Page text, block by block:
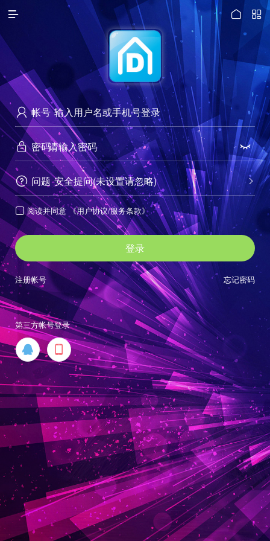
 

 帐号
 密码 
 问题 
安全提问(未设置请忽略)
 阅读并同意 《用户协议/服务条款》
登录
忘记密码
注册帐号
第三方帐号登录
 